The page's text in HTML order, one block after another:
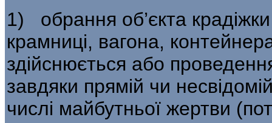
1) обрання об’єкта
крамниці, вагона,
здійснюється або
завдяки прямій чи
числі майбутньої жертви